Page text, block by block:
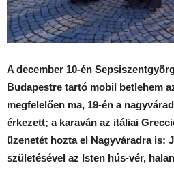
A december 10-én
Budapestre tartó mobil betlehem
megfelelően ma, 19-én a
érkezett; a karaván az itáliai
üzenetét hozta el Nagyváradra is:
születésével az Isten hús-vér,